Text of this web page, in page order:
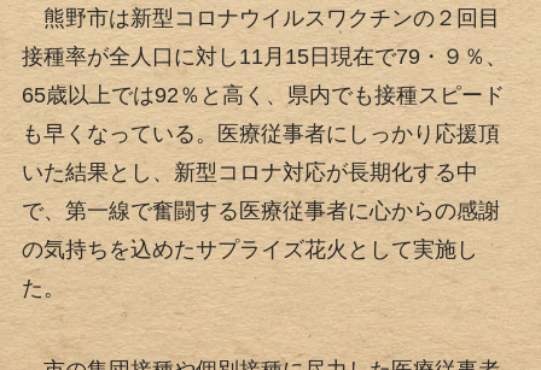
熊野市は新型コロナウイルスワクチンの２回目
接種率が全人口に対し11月15日現在で79・９％、
65歳以上では92％と高く、県内でも接種スピード
も早くなっている。医療従事者にしっかり応援頂
いた結果とし、新型コロナ対応が長期化する中
で、第一線で奮闘する医療従事者に心からの感謝
の気持ちを込めたサプライズ花火として実施し
た。